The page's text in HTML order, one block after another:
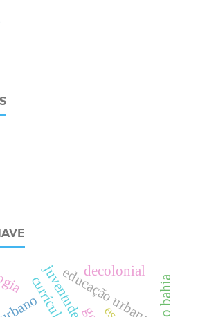
currículose
d
u
c
a
ç
ã
o
r
b
a
n
a
decolonial